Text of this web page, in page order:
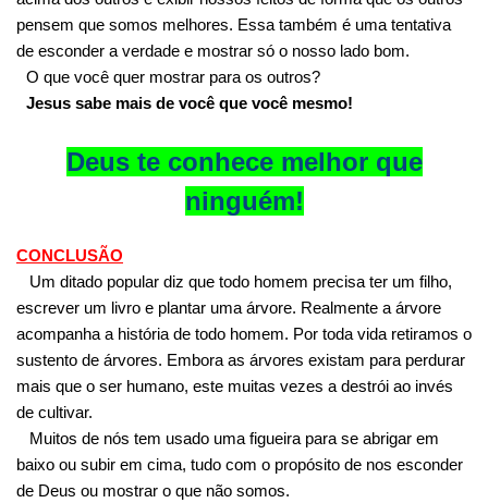
pensem que somos melhores. Essa também é uma tentativa
de esconder a verdade e mostrar só o nosso lado bom.
O que você quer mostrar para os outros?
Jesus sabe mais de você que você mesmo!
Deus te conhece melhor que
ninguém!
CONCLUSÃO
Um ditado popular diz que todo homem precisa ter um filho,
escrever um livro e plantar uma árvore. Realmente a árvore
acompanha a história de todo homem. Por toda vida retiramos o
sustento de árvores. Embora as árvores existam para perdurar
mais que o ser humano, este muitas vezes a destrói ao invés
de cultivar.
Muitos de nós tem usado uma figueira para se abrigar em
baixo ou subir em cima, tudo com o propósito de nos esconder
de Deus ou mostrar o que não somos.